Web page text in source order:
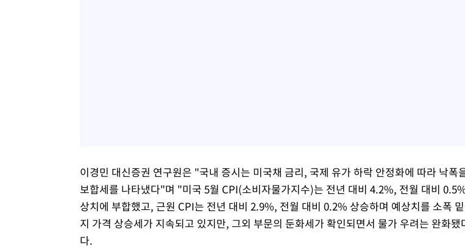
이경민 대신증권 연구원은 "국내 증시는 미국채 금리, 국제 유가 하락 안정화에 따라 낙폭
보합세를 나타냈다"며 "미국 5월 CPI(소비자물가지수)는 전년 대비 4.2%, 전월 대비
상치에 부합했고, 근원 CPI는 전년 대비 2.9%, 전월 대비 0.2% 상승하며 예상치를 소폭
지 가격 상승세가 지속되고 있지만, 그외 부문의 둔화세가 확인되면서 물가 우려는 완화
다.